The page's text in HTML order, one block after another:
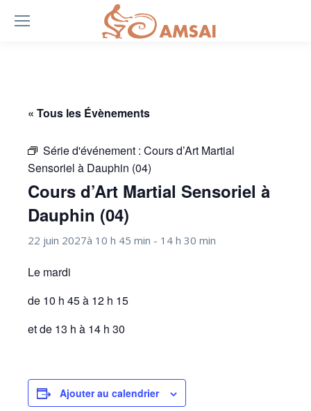
« Tous les Évènements
Série d'événement : Cours d’Art Martial
Sensoriel à Dauphin (04)
Cours d’Art Martial Sensoriel à
Dauphin (04)
22 juin 2027à 10 h 45 min - 14 h 30 min
Le mardi
de 10 h 45 à 12 h 15
et de 13 h à 14 h 30
Ajouter au calendrier